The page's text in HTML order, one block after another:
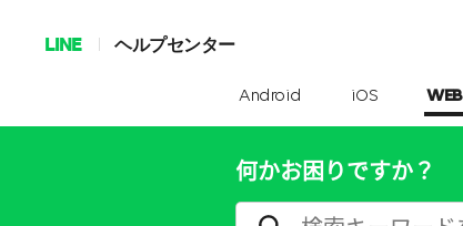
LINE ヘルプセンター
Android iOS WEB
何かお困りですか？